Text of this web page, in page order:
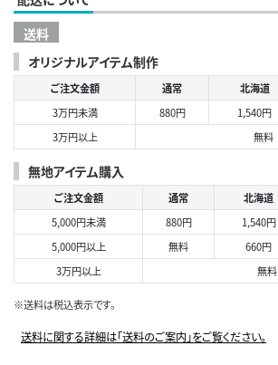
送料
オリジナルアイテム制作
ご注文金額 通常 北海道
3万円未満
880円 1,540円
3万円以上
無料
無地アイテム購入
ご注文金額 通常 北海道
5,000円未満
880円 1,540円
5,000円以上
無料 660円
3万円以上
無料
※送料は税込表示です。
送料に関する詳細は「送料のご案内」をご覧ください。